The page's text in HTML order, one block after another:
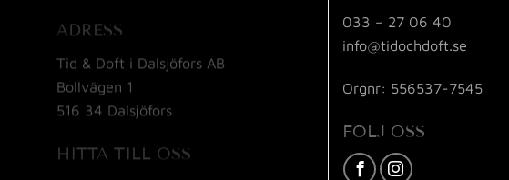
ADRESS
Tid & Doft i Dalsjöfors AB
Bollvägen 1
516 34 Dalsjöfors
HITTA TILL OSS
033 – 27 06 40
info@tidochdoft.se
Orgnr: 556537-7545
FÖLJ OSS